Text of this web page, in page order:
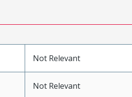
Not Relevant
Not Relevant